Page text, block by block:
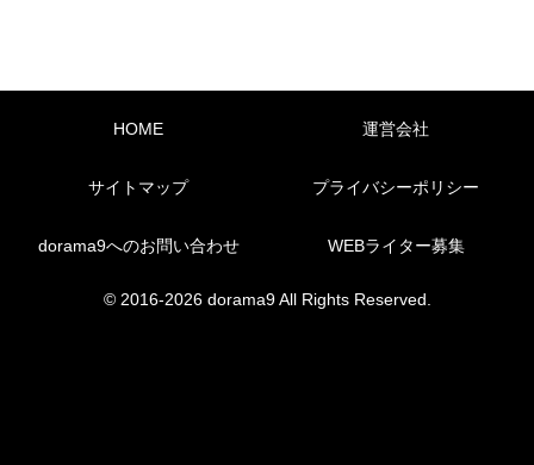
HOME 運営会社
サイトマップ プライバシーポリシー
dorama9へのお問い合わせ WEBライター募集
© 2016-2026 dorama9 All Rights Reserved.